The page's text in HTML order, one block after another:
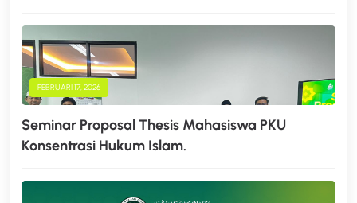
FEBRUARI 17, 2026
Seminar Proposal Thesis Mahasiswa PKU
Konsentrasi Hukum Islam.